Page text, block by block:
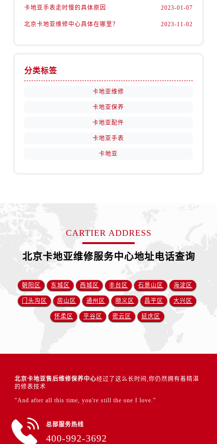
卡地亚手表走时慢的具体原因 2023-01-07
北京卡地亚维修中心具体在哪里？ 2023-11-02
分类标签
卡地亚维修
卡地亚保养
卡地亚配件
卡地亚手表
卡地亚
CARTIER ADDRESS
北京卡地亚维修服务中心地址电话查询
朝阳区 东城区 西城区 丰台区 石景山区 海淀区
门头沟区 房山区 通州区 顺义区 昌平区 大兴区
怀柔区 平谷区 密云区 延庆区
北京卡地亚售后维修保养中心经过了这么长时间,你仍然拥有着精湛
的修表技术
"And after all this time, you're still the one I love.”
总部服务热线
400-992-3692